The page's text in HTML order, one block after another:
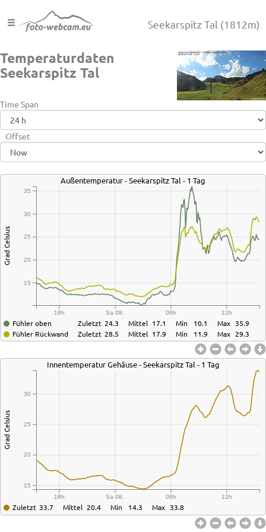
Seekarspitz Tal (1812m)
Temperaturdaten
Seekarspitz Tal
Time Span
Offset
Außentemperatur - Seekarspitz Tal - 1 Tag
18h Sa 08. 06h 12h
15
20
25
30
35
Grad Celsius
Fühler oben
Fühler Rückwand
Zuletzt
Zuletzt
24.3
28.5
Mittel
Mittel
17.1
17.9
Min
Min
10.1
11.9
Max
Max
35.9
29.3
Innentemperatur Gehäuse - Seekarspitz Tal - 1 Tag
18h Sa 08. 06h 12h
15
20
25
30
Grad Celsius
Zuletzt 33.7 Mittel 20.4 Min 14.3 Max 33.8